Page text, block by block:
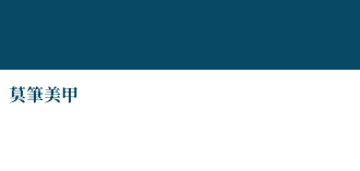
莫筆美甲